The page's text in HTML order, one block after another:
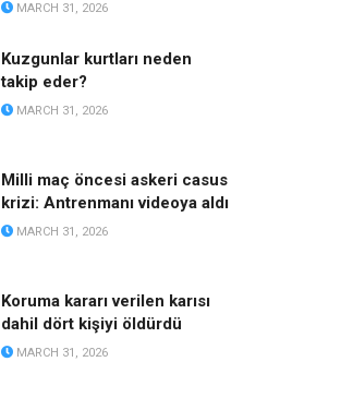
MARCH 31, 2026
Kuzgunlar kurtları neden
takip eder?
MARCH 31, 2026
Milli maç öncesi askeri casus
krizi: Antrenmanı videoya aldı
MARCH 31, 2026
Koruma kararı verilen karısı
dahil dört kişiyi öldürdü
MARCH 31, 2026